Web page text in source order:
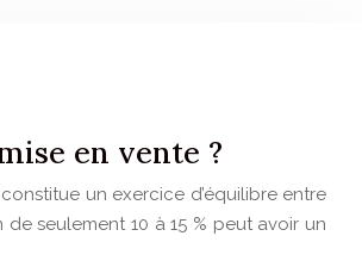
en vente ?
un exercice d’équilibre entre
seulement 10 à 15 % peut avoir un